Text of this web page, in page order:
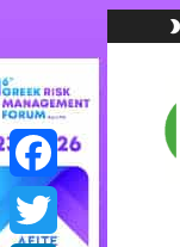
Facebook